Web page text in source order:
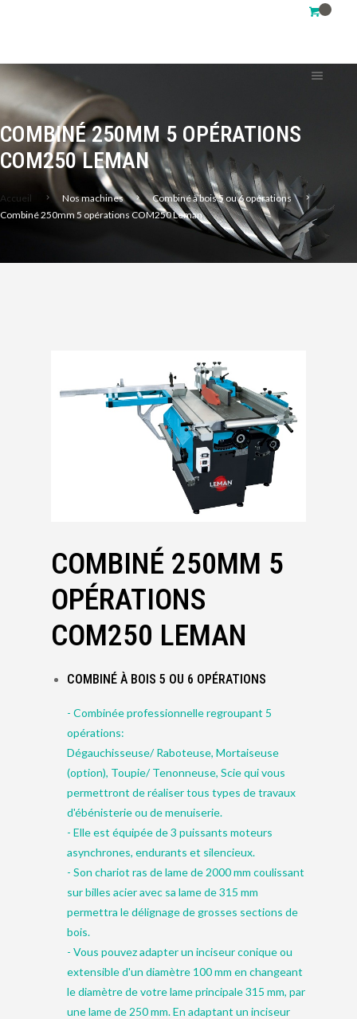
COMBINÉ 250MM 5 OPÉRATIONS
COM250 LEMAN
Accueil Nos machines
Combiné à bois 5 ou 6 opérations
Combiné 250mm 5 opérations COM250 Leman
COMBINÉ 250MM 5
OPÉRATIONS
COM250 LEMAN
COMBINÉ À BOIS 5 OU 6 OPÉRATIONS
- Combinée professionnelle regroupant 5
opérations:
Dégauchisseuse/ Raboteuse, Mortaiseuse
(option), Toupie/ Tenonneuse, Scie qui vous
permettront de réaliser tous types de travaux
d'ébénisterie ou de menuiserie.
- Elle est équipée de 3 puissants moteurs
asynchrones, endurants et silencieux.
- Son chariot ras de lame de 2000 mm coulissant
sur billes acier avec sa lame de 315 mm
permettra le délignage de grosses sections de
bois.
- Vous pouvez adapter un inciseur conique ou
extensible d'un diamètre 100 mm en changeant
le diamètre de votre lame principale 315 mm, par
une lame de 250 mm. En adaptant un inciseur